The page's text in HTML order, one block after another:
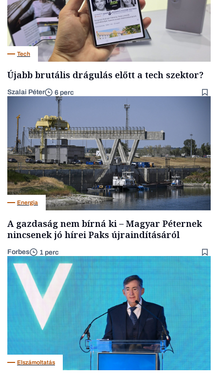
Tech
Újabb brutális drágulás előtt a tech szektor?
Szalai Péter 6 perc
Energia
A gazdaság nem bírná ki – Magyar Péternek
nincsenek jó hírei Paks újraindításáról
Forbes 1 perc
Elszámoltatás